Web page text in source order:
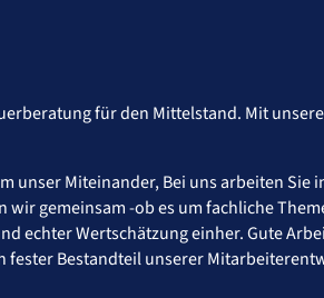
für den Mittelstand. Mit
unser Miteinander, Bei uns arbeiten Sie
gemeinsam -ob es um fachliche
echter Wertschätzung einher. Gute
Bestandteil unserer